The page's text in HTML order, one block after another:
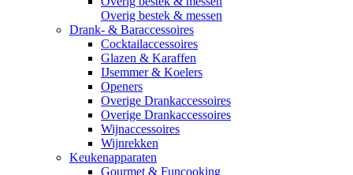
Overig bestek & messen
Drank- & Baraccessoires
Cocktailaccessoires
Glazen & Karaffen
IJsemmer & Koelers
Openers
Overige Drankaccessoires
Overige Drankaccessoires
Wijnaccessoires
Wijnrekken
Keukenapparaten
Gourmet & Funcooking